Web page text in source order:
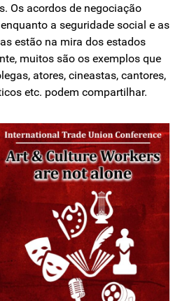
Os acordos de negociação
a seguridade social e as
estão na mira dos estados
muitos são os exemplos que
atores, cineastas, cantores,
etc. podem compartilhar.